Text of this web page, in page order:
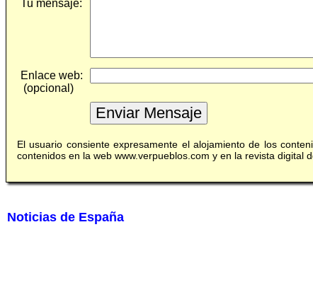
Tu mensaje:
Enlace web:
(opcional)
El usuario consiente expresamente el alojamiento de los
contenidos en la web www.verpueblos.com y en la revista digital
Noticias de España